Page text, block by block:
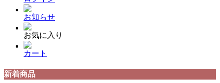
お知らせ
お気に入り
カート
新着商品